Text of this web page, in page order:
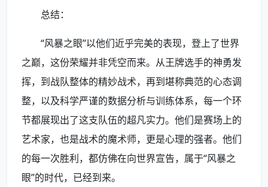
总结：
“风暴之眼”以他们近乎完美的表现，登上了世界
之巅，这份荣耀并非凭空而来。从王牌选手的神勇发
挥，到战队整体的精妙战术，再到堪称典范的心态调
整，以及科学严谨的数据分析与训练体系，每一个环
节都展现出了这支队伍的超凡实力。他们是赛场上的
艺术家，也是战术的魔术师，更是心理的强者。他们
的每一次胜利，都仿佛在向世界宣告，属于“风暴之
眼”的时代，已经到来。